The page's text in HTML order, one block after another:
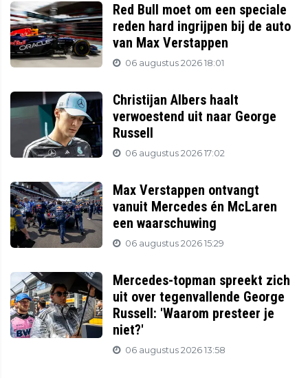
Red Bull moet om een speciale
reden hard ingrijpen bij de auto
van Max Verstappen
06 augustus 2026 18:01
Christijan Albers haalt
verwoestend uit naar George
Russell
06 augustus 2026 17:02
Max Verstappen ontvangt
vanuit Mercedes én McLaren
een waarschuwing
06 augustus 2026 15:29
Mercedes-topman spreekt zich
uit over tegenvallende George
Russell: 'Waarom presteer je
niet?'
06 augustus 2026 13:58